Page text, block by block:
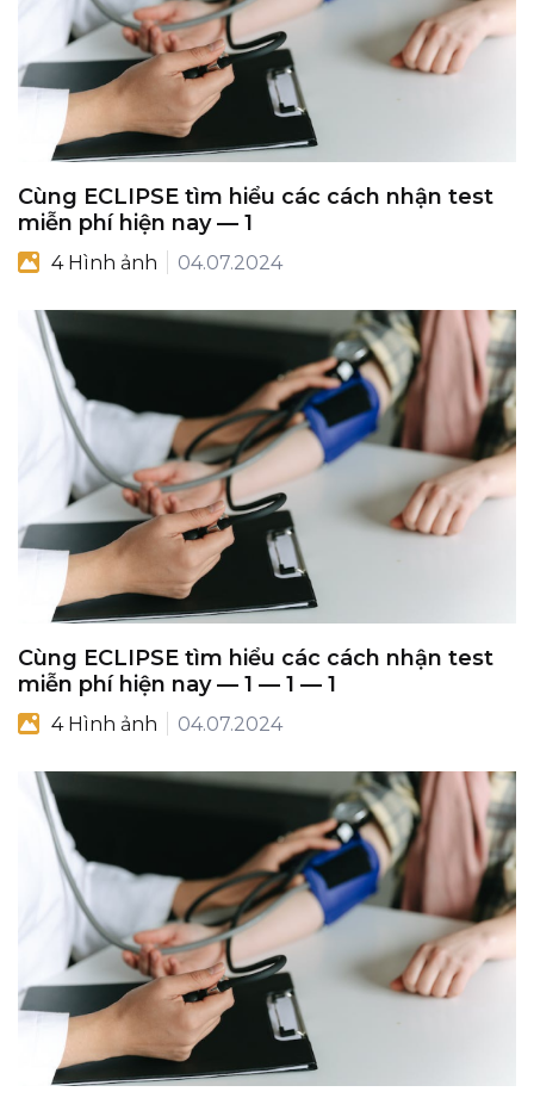
Cùng ECLIPSE tìm hiểu các cách nhận test
miễn phí hiện nay — 1
4 Hình ảnh 04.07.2024
Cùng ECLIPSE tìm hiểu các cách nhận test
miễn phí hiện nay — 1 — 1 — 1
4 Hình ảnh 04.07.2024